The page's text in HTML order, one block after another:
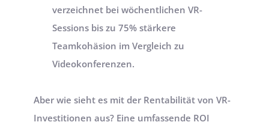
verzeichnet bei wöchentlichen VR-
Sessions bis zu 75% stärkere
Teamkohäsion im Vergleich zu
Videokonferenzen.
Aber wie sieht es mit der Rentabilität von VR-
Investitionen aus? Eine umfassende ROI